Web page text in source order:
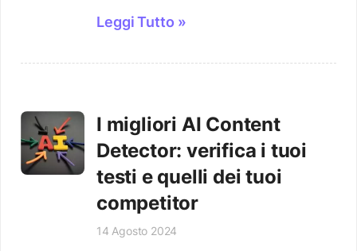
Leggi Tutto »
I migliori AI Content
Detector: verifica i tuoi
testi e quelli dei tuoi
competitor
14 Agosto 2024